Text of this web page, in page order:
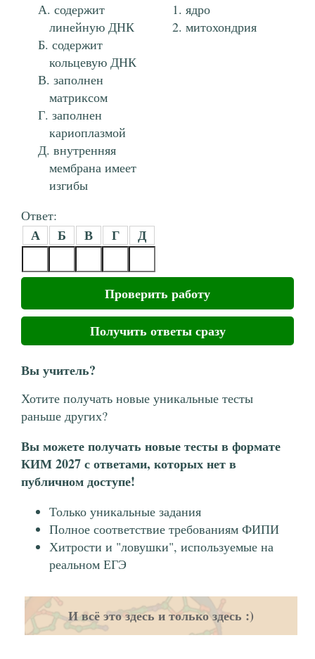
содержит
линейную ДНК
содержит
кольцевую ДНК
заполнен
матриксом
заполнен
кариоплазмой
внутренняя
мембрана имеет
изгибы
ядро
митохондрия
Ответ:
А Б В Г Д
Проверить работу
Получить ответы сразу
Вы учитель?
Хотите получать новые уникальные тесты
раньше других?
Вы можете получать новые тесты в формате
КИМ 2027 с ответами, которых нет в
публичном доступе!
Только уникальные задания
Полное соответствие требованиям ФИПИ
Хитрости и "ловушки", используемые на
реальном ЕГЭ
И всё это здесь и только здесь :)